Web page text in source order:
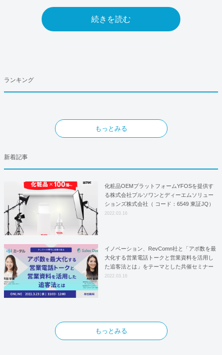
続きを読む
ランキング
もっとみる
新着記事
化粧品OEMプラットフォームYFOSを提供す
る株式会社プルソワンとディーエムソリュー
ションズ株式会社（ コード：6549 東証JQ）
はYFOSにおけるロジスティクスパートナー
2022.03.16
イノベーション、RevComn社と「アポ数を最
大化する営業電話トークと営業資料を活用し
た追客法とは」をテーマとした共催セミナー
を開催！
2022.03.16
もっとみる